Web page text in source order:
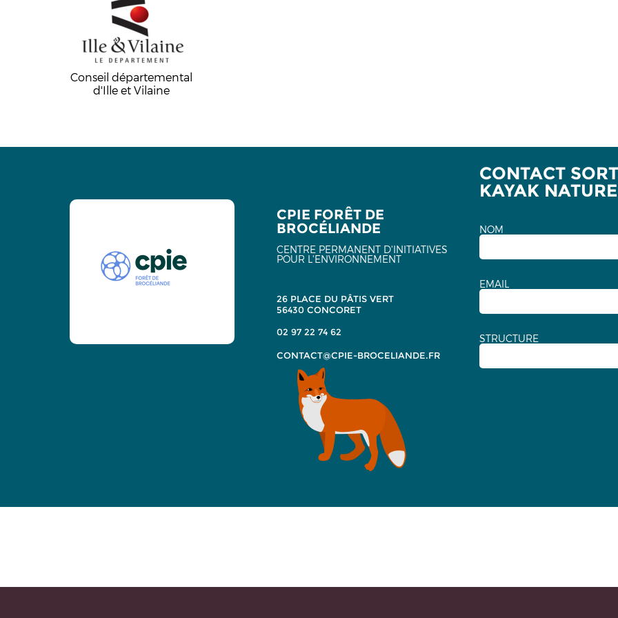
Conseil départemental
d'Ille et Vilaine
CPIE FORÊT DE
BROCÉLIANDE
CENTRE PERMANENT D'INITIATIVES
POUR L'ENVIRONNEMENT
26 PLACE DU PÂTIS VERT
56430 CONCORET
02 97 22 74 62
CONTACT@CPIE-BROCELIANDE.FR
CONTACT
KAYAK NATURE
NOM
EMAIL
STRUCTURE